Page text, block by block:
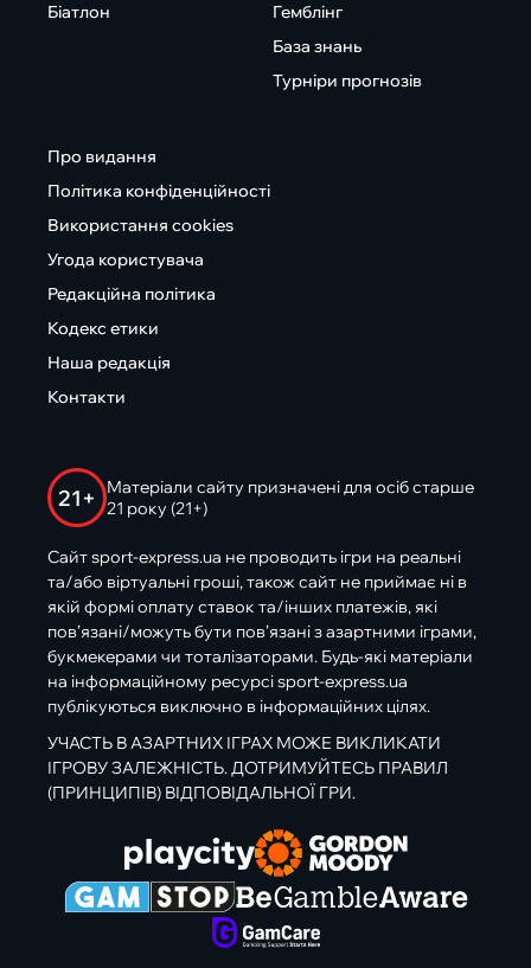
Біатлон
Гемблінг
База знань
Турніри прогнозів
Про видання
Політика конфіденційності
Використання cookies
Угода користувача
Редакційна політика
Кодекс етики
Наша редакція
Контакти
21+
Матеріали сайту призначені для осіб старше
21 року (21+)
Сайт sport-express.ua не проводить ігри на реальні
та/або віртуальні гроші, також сайт не приймає ні в
якій формі оплату ставок та/інших платежів, які
пов’язані/можуть бути пов’язані з азартними іграми,
букмекерами чи тоталізаторами. Будь-які матеріали
на інформаційному ресурсі sport-express.ua
публікуються виключно в інформаційних цілях.
УЧАСТЬ В АЗАРТНИХ ІГРАХ МОЖЕ ВИКЛИКАТИ
ІГРОВУ ЗАЛЕЖНІСТЬ. ДОТРИМУЙТЕСЬ ПРАВИЛ
(ПРИНЦИПІВ) ВІДПОВІДАЛЬНОЇ ГРИ.